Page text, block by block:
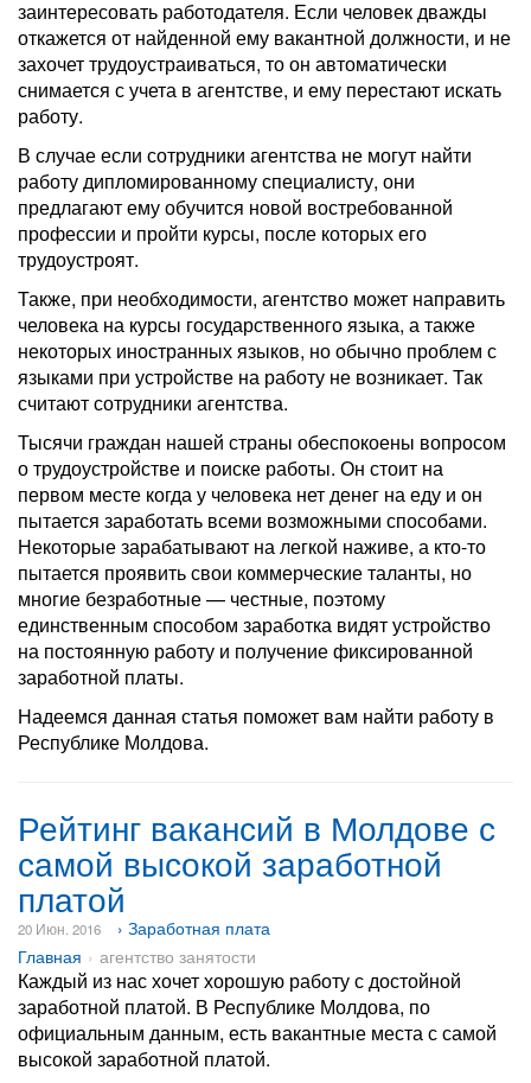
заинтересовать работодателя. Если человек дважды
откажется от найденной ему вакантной должности, и не
захочет трудоустраиваться, то он автоматически
снимается с учета в агентстве, и ему перестают искать
работу.
В случае если сотрудники агентства не могут найти
работу дипломированному специалисту, они
предлагают ему обучится новой востребованной
профессии и пройти курсы, после которых его
трудоустроят.
Также, при необходимости, агентство может направить
человека на курсы государственного языка, а также
некоторых иностранных языков, но обычно проблем с
языками при устройстве на работу не возникает. Так
считают сотрудники агентства.
Тысячи граждан нашей страны обеспокоены вопросом
о трудоустройстве и поиске работы. Он стоит на
первом месте когда у человека нет денег на еду и он
пытается заработать всеми возможными способами.
Некоторые зарабатывают на легкой наживе, а кто-то
пытается проявить свои коммерческие таланты, но
многие безработные — честные, поэтому
единственным способом заработка видят устройство
на постоянную работу и получение фиксированной
заработной платы.
Надеемся данная статья поможет вам найти работу в
Республике Молдова.
Рейтинг вакансий в Молдове с
самой высокой заработной
платой
20 Июн. 2016
› Заработная плата
Главная
агентство занятости
Каждый из нас хочет хорошую работу с достойной
заработной платой. В Республике Молдова, по
официальным данным, есть вакантные места с самой
высокой заработной платой.